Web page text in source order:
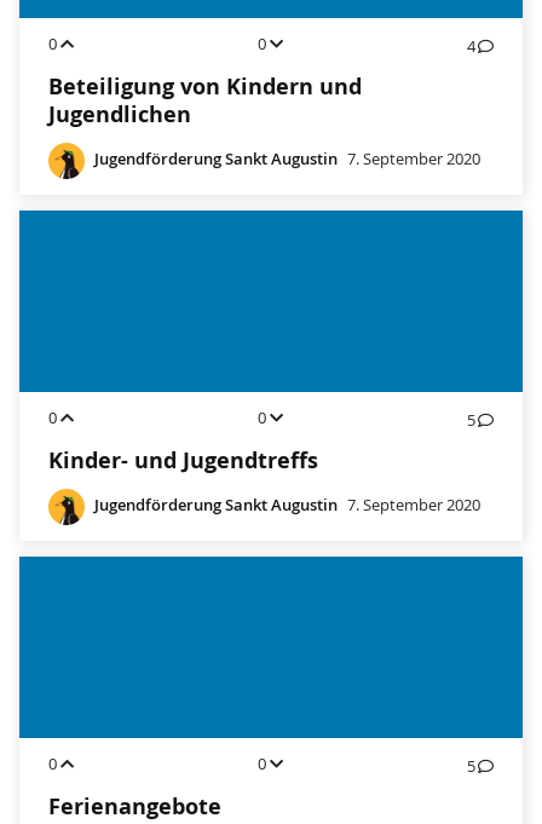
0 0 4
Beteiligung von Kindern und
Jugendlichen
Jugendförderung Sankt Augustin 7. September 2020
0 0 5
Kinder- und Jugendtreffs
Jugendförderung Sankt Augustin 7. September 2020
0 0 5
Ferienangebote